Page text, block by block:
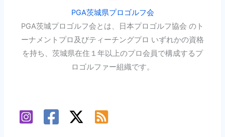
PGA茨城県プロゴルフ会
PGA茨城プロゴルフ会とは、日本プロゴルフ協会 のト
ーナメントプロ及びティーチングプロ いずれかの資格
を持ち、茨城県在住１年以上のプロ会員で構成するプ
ロゴルファー組織です。